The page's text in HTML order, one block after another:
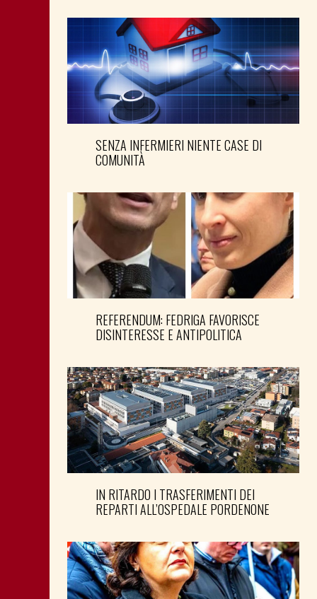
SENZA INFERMIERI NIENTE CASE DI
COMUNITÀ
REFERENDUM: FEDRIGA FAVORISCE
DISINTERESSE E ANTIPOLITICA
IN RITARDO I TRASFERIMENTI DEI
REPARTI ALL’OSPEDALE PORDENONE